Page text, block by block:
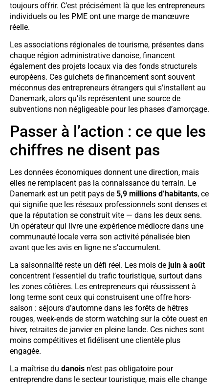
toujours offrir. C’est précisément là que les entrepreneurs
individuels ou les PME ont une marge de manœuvre
réelle.
Les associations régionales de tourisme, présentes dans
chaque région administrative danoise, financent
également des projets locaux via des fonds structurels
européens. Ces guichets de financement sont souvent
méconnus des entrepreneurs étrangers qui s’installent au
Danemark, alors qu’ils représentent une source de
subventions non négligeable pour les phases d’amorçage.
Passer à l’action : ce que les
chiffres ne disent pas
Les données économiques donnent une direction, mais
elles ne remplacent pas la connaissance du terrain. Le
Danemark est un petit pays de 5,9 millions d’habitants, ce
qui signifie que les réseaux professionnels sont denses et
que la réputation se construit vite — dans les deux sens.
Un opérateur qui livre une expérience médiocre dans une
communauté locale verra son activité pénalisée bien
avant que les avis en ligne ne s’accumulent.
La saisonnalité reste un défi réel. Les mois de juin à août
concentrent l’essentiel du trafic touristique, surtout dans
les zones côtières. Les entrepreneurs qui réussissent à
long terme sont ceux qui construisent une offre hors-
saison : séjours d’automne dans les forêts de hêtres
rouges, week-ends de storm watching sur la côte ouest en
hiver, retraites de janvier en pleine lande. Ces niches sont
moins compétitives et fidélisent une clientèle plus
engagée.
La maîtrise du danois n’est pas obligatoire pour
entreprendre dans le secteur touristique, mais elle change